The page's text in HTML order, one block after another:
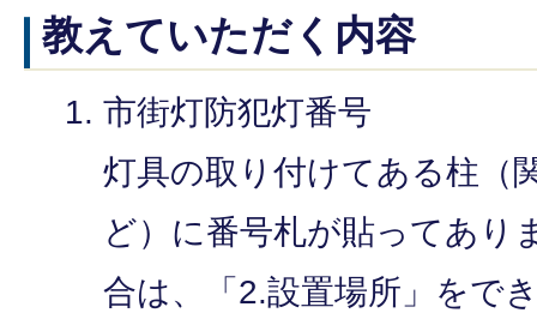
教えていただく内容
市街灯防犯灯番号
灯具の取り付けてある柱（
ど）に番号札が貼ってあり
合は、「2.設置場所」をで